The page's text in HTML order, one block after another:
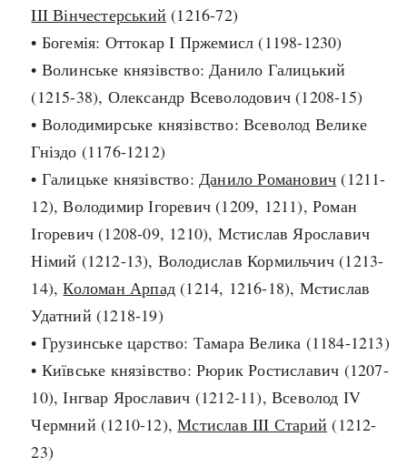
СЬОГОДНІ
ЗАГОЛОВКИ
ПРАВИЛА ЖИТТЯ
ВИ (НЕ) ЗНАЛИ
ПОДКАСТИ
КРУГЛІ ДАТИ
КАРТИ
НОТА БЕНЕ
ФОТОІСТОРІЇ
ІНФОГРАФІКА
ПРЯМА МОВА
Рубрики
Архітектура і будівництво
Катастрофи
Культура і мистецтво
Людина і суспільство
Україна
Княжа доба
Україна радянська
III Вінчестерський (1216-72)
• Богемія: Оттокар I Пржемисл (1198-1230)
• Волинське князівство: Данило Галицький
(1215-38), Олександр Всеволодович (1208-15)
• Володимирське князівство: Всеволод Велике
Гніздо (1176-1212)
• Галицьке князівство:Данило Романович (1211-
12), Володимир Ігоревич (1209, 1211), Роман
Ігоревич (1208-09, 1210), Мстислав Ярославич
Німий (1212-13), Володислав Кормильчич (1213-
14),Коломан Арпад (1214, 1216-18), Мстислав
Удатний (1218-19)
• Грузинське царство: Тамара Велика (1184-1213)
• Київське князівство: Рюрик Ростиславич (1207-
10), Інгвар Ярославич (1212-11), Всеволод ІV
Чермний (1210-12),Мстислав III Старий (1212-
23)